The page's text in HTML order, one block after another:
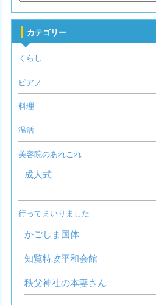
カテゴリー
くらし
ピアノ
料理
温活
美容院のあれこれ
成人式
行ってまいりました
かごしま国体
知覧特攻平和会館
秩父神社の本妻さん